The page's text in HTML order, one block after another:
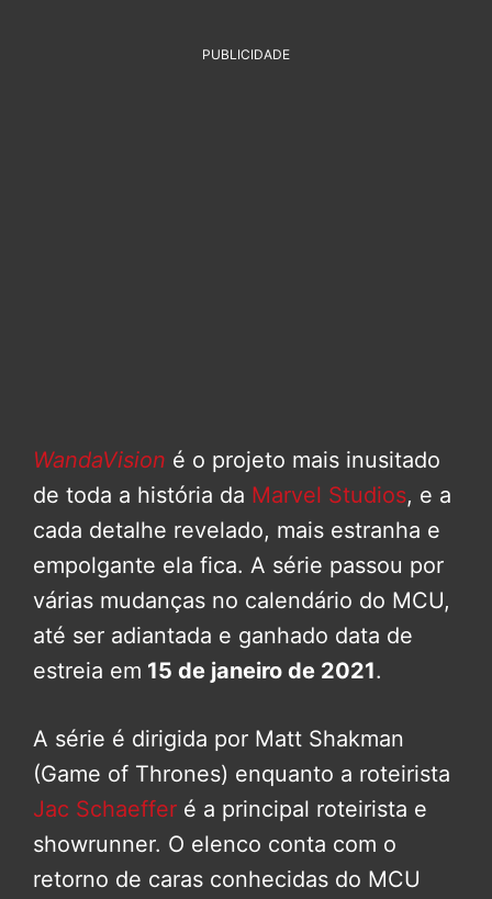
PUBLICIDADE
WandaVision é o projeto mais inusitado
de toda a história da Marvel Studios, e a
cada detalhe revelado, mais estranha e
empolgante ela fica. A série passou por
várias mudanças no calendário do MCU,
até ser adiantada e ganhado data de
estreia em 15 de janeiro de 2021.
A série é dirigida por Matt Shakman
(Game of Thrones) enquanto a roteirista
Jac Schaeffer é a principal roteirista e
showrunner. O elenco conta com o
retorno de caras conhecidas do MCU